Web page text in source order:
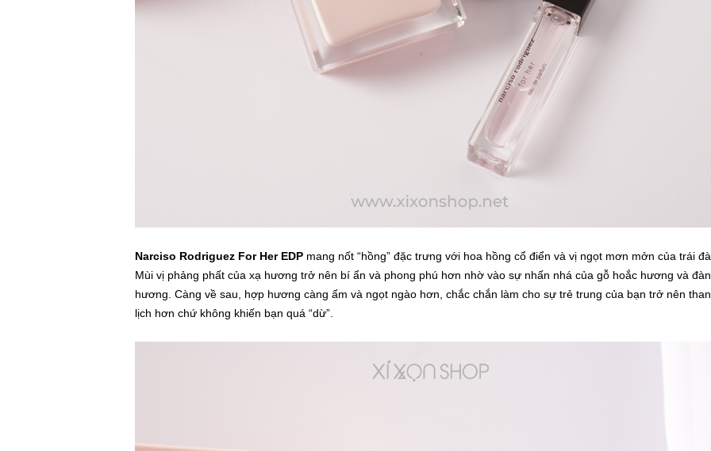
Narciso Rodriguez For Her EDP mang nốt “hồng” đặc trưng với hoa hồng cổ điển và vị ngọt mơn mởn của trái
Mùi vị phảng phất của xạ hương trở nên bí ẩn và phong phú hơn nhờ vào sự nhấn nhá của gỗ hoắc hương và đàn
hương. Càng về sau, hợp hương càng ấm và ngọt ngào hơn, chắc chắn làm cho sự trẻ trung của bạn trở nên
lịch hơn chứ không khiến bạn quá “dừ”.